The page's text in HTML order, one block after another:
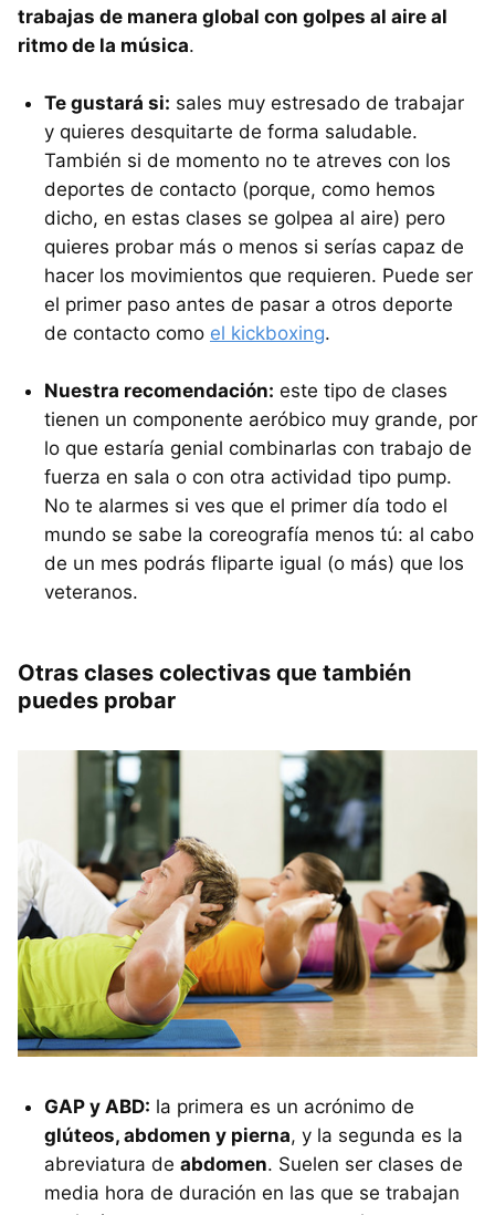
trabajas de manera global con golpes al aire al
ritmo de la música.
Te gustará si: sales muy estresado de trabajar
y quieres desquitarte de forma saludable.
También si de momento no te atreves con los
deportes de contacto (porque, como hemos
dicho, en estas clases se golpea al aire) pero
quieres probar más o menos si serías capaz de
hacer los movimientos que requieren. Puede ser
el primer paso antes de pasar a otros deporte
de contacto como el kickboxing.
Nuestra recomendación: este tipo de clases
tienen un componente aeróbico muy grande, por
lo que estaría genial combinarlas con trabajo de
fuerza en sala o con otra actividad tipo pump.
No te alarmes si ves que el primer día todo el
mundo se sabe la coreografía menos tú: al cabo
de un mes podrás fliparte igual (o más) que los
veteranos.
Otras clases colectivas que también
puedes probar
GAP y ABD: la primera es un acrónimo de
glúteos, abdomen y pierna, y la segunda es la
abreviatura de abdomen. Suelen ser clases de
media hora de duración en las que se trabajan